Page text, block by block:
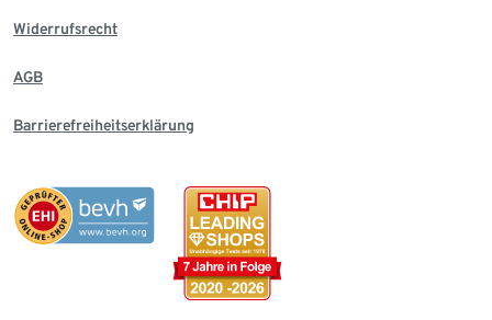
Widerrufsrecht
AGB
Barrierefreiheitserklärung